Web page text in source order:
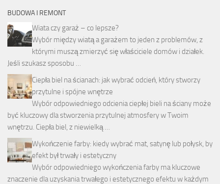
BUDOWA I REMONT
Wiata czy garaż – co lepsze?
Wybór między wiatą a garażem to jeden z problemów, z
którymi muszą zmierzyć się właściciele domów i działek.
Jeśli szukasz sposobu …
Ciepła biel na ścianach: jak wybrać odcień, który stworzy
przytulne i spójne wnętrze
Wybór odpowiedniego odcienia ciepłej bieli na ściany może
być kluczowy dla stworzenia przytulnej atmosfery w Twoim
wnętrzu. Ciepła biel, z niewielką …
Wykończenie farby: kiedy wybrać mat, satynę lub połysk, by
efekt był trwały i estetyczny
Wybór odpowiedniego wykończenia farby ma kluczowe
znaczenie dla uzyskania trwałego i estetycznego efektu w każdym